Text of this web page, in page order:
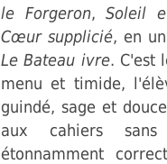
le Forgeron,Soleil
Cœur supplicié, en
Le Bateau ivre. C'est
menu et timide,
guindé, sage et
aux cahiers
étonnamment